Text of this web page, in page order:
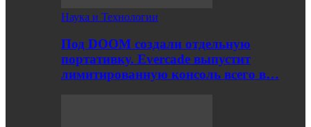
Наука и Технологии
Под DOOM создали отдельную
портативку. Evercade выпустит
лимитированную консоль всего в…